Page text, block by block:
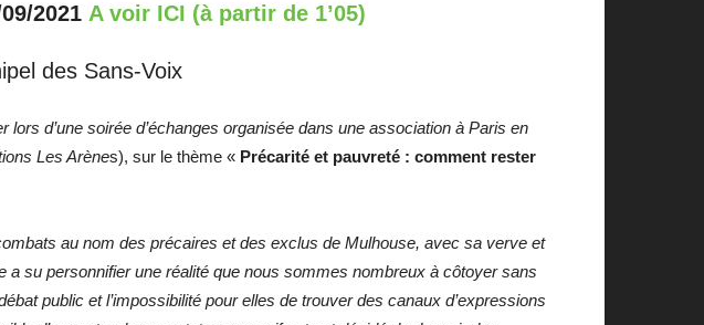
2021 A voir ICI (à partir de 1’05)
des Sans-Voix
lors d’une soirée d’échanges organisée dans une association à Paris en
Les Arènes), sur le thème « Précarité et pauvreté : comment rester
au nom des précaires et des exclus de Mulhouse, avec sa verve et
su personnifier une réalité que nous sommes nombreux à côtoyer sans
public et l’impossibilité pour elles de trouver des canaux d’expressions